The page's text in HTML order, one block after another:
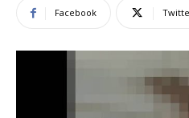
Facebook